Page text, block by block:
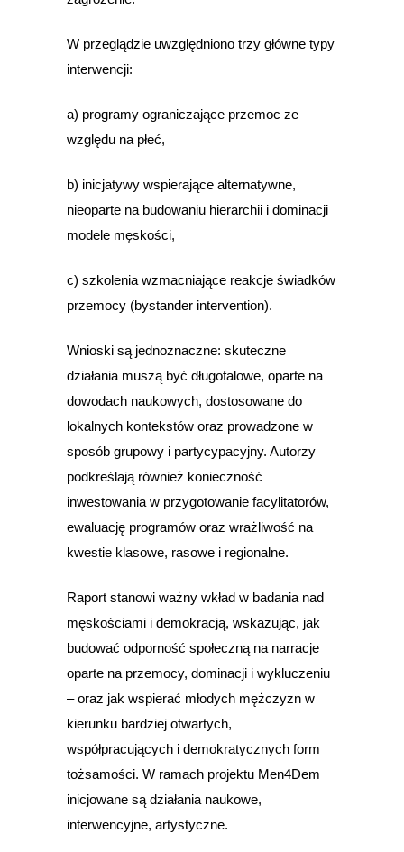
W przeglądzie uwzględniono trzy główne typy
interwencji:
a) programy ograniczające przemoc ze
względu na płeć,
b) inicjatywy wspierające alternatywne,
nieoparte na budowaniu hierarchii i dominacji
modele męskości,
c) szkolenia wzmacniające reakcje świadków
przemocy (bystander intervention).
Wnioski są jednoznaczne: skuteczne
działania muszą być długofalowe, oparte na
dowodach naukowych, dostosowane do
lokalnych kontekstów oraz prowadzone w
sposób grupowy i partycypacyjny. Autorzy
podkreślają również konieczność
inwestowania w przygotowanie facylitatorów,
ewaluację programów oraz wrażliwość na
kwestie klasowe, rasowe i regionalne.
Raport stanowi ważny wkład w badania nad
męskościami i demokracją, wskazując, jak
budować odporność społeczną na narracje
oparte na przemocy, dominacji i wykluczeniu
– oraz jak wspierać młodych mężczyzn w
kierunku bardziej otwartych,
współpracujących i demokratycznych form
tożsamości. W ramach projektu Men4Dem
inicjowane są działania naukowe,
interwencyjne, artystyczne.